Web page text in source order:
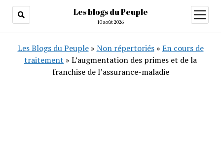
Les blogs du Peuple
10 août 2026
ouvrir
menu
Les Blogs du Peuple» Non répertoriés» En cours de
traitement » L’augmentation des primes et de la
franchise de l’assurance-maladie